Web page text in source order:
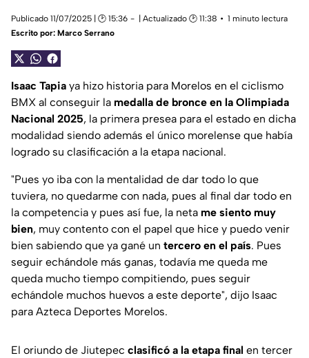
Publicado 11/07/2025 | 🕑 15:36 | Actualizado 🕑 11:38
1 minuto lectura
Escrito por: Marco Serrano
Isaac Tapia ya hizo historia para Morelos en el ciclismo
BMX al conseguir la medalla de bronce en la Olimpiada
Nacional 2025, la primera presea para el estado en dicha
modalidad siendo además el único morelense que había
logrado su clasificación a la etapa nacional.
"Pues yo iba con la mentalidad de dar todo lo que
tuviera, no quedarme con nada, pues al final dar todo en
la competencia y pues así fue, la neta me siento muy
bien, muy contento con el papel que hice y puedo venir
bien sabiendo que ya gané un tercero en el país. Pues
seguir echándole más ganas, todavía me queda me
queda mucho tiempo compitiendo, pues seguir
echándole muchos huevos a este deporte", dijo Isaac
para Azteca Deportes Morelos.
El oriundo de Jiutepec clasificó a la etapa final en tercer